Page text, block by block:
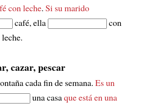
con leche. Si su marido
café, ella
con
cazar, pescar
cada fin de semana. Es un
una casaque está en una